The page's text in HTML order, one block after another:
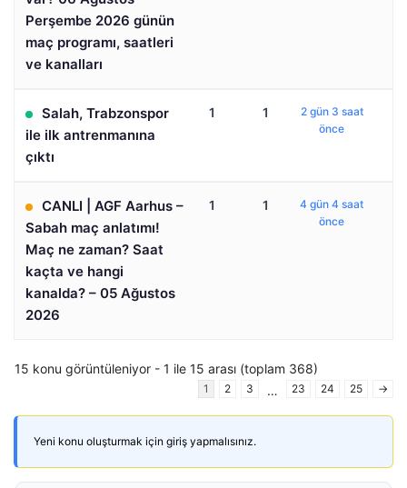
Perşembe 2026 günün
maç programı, saatleri
ve kanalları
Salah, Trabzonspor
ile ilk antrenmanına
çıktı
1 1
2 gün 3 saat
önce
CANLI | AGF Aarhus –
Sabah maç anlatımı!
Maç ne zaman? Saat
kaçta ve hangi
kanalda? – 05 Ağustos
2026
1 1
4 gün 4 saat
önce
15 konu görüntüleniyor - 1 ile 15 arası (toplam 368)
1 2 3 … 23 24 25 →
Yeni konu oluşturmak için giriş yapmalısınız.